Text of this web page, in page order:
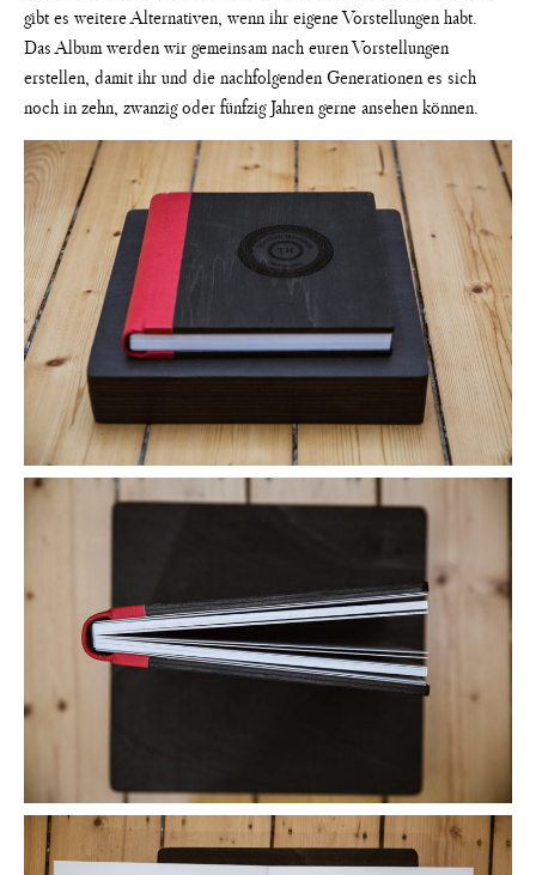
gibt es weitere Alternativen, wenn ihr eigene Vorstellungen habt.
Das Album werden wir gemeinsam nach euren Vorstellungen
erstellen, damit ihr und die nachfolgenden Generationen es sich
noch in zehn, zwanzig oder fünfzig Jahren gerne ansehen können.